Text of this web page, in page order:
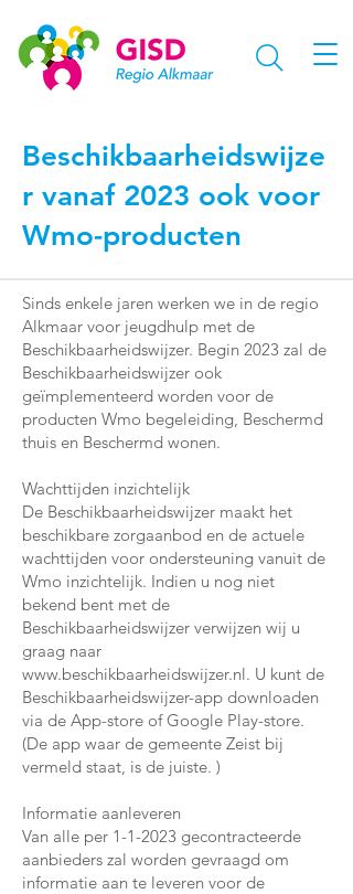
Beschikbaarheidswijze
r vanaf 2023 ook voor
Wmo-producten
Sinds enkele jaren werken we in de regio
Alkmaar voor jeugdhulp met de
Beschikbaarheidswijzer. Begin 2023 zal de
Beschikbaarheidswijzer ook
geïmplementeerd worden voor de
producten Wmo begeleiding, Beschermd
thuis en Beschermd wonen.
Wachttijden inzichtelijk
De Beschikbaarheidswijzer maakt het
beschikbare zorgaanbod en de actuele
wachttijden voor ondersteuning vanuit de
Wmo inzichtelijk. Indien u nog niet
bekend bent met de
Beschikbaarheidswijzer verwijzen wij u
graag naar
www.beschikbaarheidswijzer.nl. U kunt de
Beschikbaarheidswijzer-app downloaden
via de App-store of Google Play-store.
(De app waar de gemeente Zeist bij
vermeld staat, is de juiste. )
Informatie aanleveren
Van alle per 1-1-2023 gecontracteerde
aanbieders zal worden gevraagd om
informatie aan te leveren voor de